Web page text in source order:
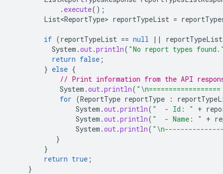
. execute();
List<ReportType> reportTypeList =
if (reportTypeList == null || reportTypeList
System .out.println( "No report types
return false ;
} else {
// Print information from the API
System .out.println(
for (ReportType reportType :
System .out.println( "  - Id: " +
System .out.println( "  - Name: " +
System .out.println(
}
}
return true ;
}